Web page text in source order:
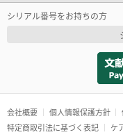
シリアル番号をお持ちの方
会社概要 個人情報保護方針
特定商取引法に基づく表記
ケ